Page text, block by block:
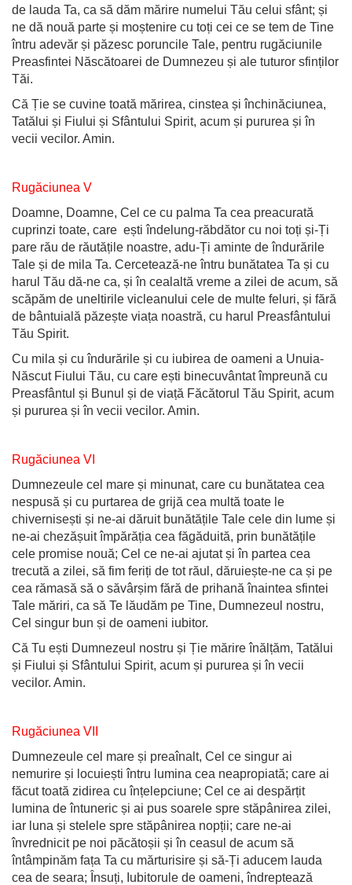
de lauda Ta, ca să dăm mărire numelui Tău celui sfânt; și
ne dă nouă parte și moștenire cu toți cei ce se tem de Tine
întru adevăr și păzesc poruncile Tale, pentru rugăciunile
Preasfintei Născătoarei de Dumnezeu și ale tuturor sfinților
Tăi.
Că Ție se cuvine toată mărirea, cinstea și închinăciunea,
Tatălui și Fiului și Sfântului Spirit, acum și pururea și în
vecii vecilor. Amin.
Rugăciunea V
Doamne, Doamne, Cel ce cu palma Ta cea preacurată
cuprinzi toate, care ești îndelung-răbdător cu noi toți și-Ți
pare rău de răutățile noastre, adu-Ți aminte de îndurările
Tale și de mila Ta. Cercetează-ne întru bunătatea Ta și cu
harul Tău dă-ne ca, și în cealaltă vreme a zilei de acum, să
scăpăm de uneltirile vicleanului cele de multe feluri, și fără
de bântuială păzește viața noastră, cu harul Preasfântului
Tău Spirit.
Cu mila și cu îndurările și cu iubirea de oameni a Unuia-
Născut Fiului Tău, cu care ești binecuvântat împreună cu
Preasfântul și Bunul și de viață Făcătorul Tău Spirit, acum
și pururea și în vecii vecilor. Amin.
Rugăciunea VI
Dumnezeule cel mare și minunat, care cu bunătatea cea
nespusă și cu purtarea de grijă cea multă toate le
chivernisești și ne-ai dăruit bunătățile Tale cele din lume și
ne-ai chezășuit împărăția cea făgăduită, prin bunătățile
cele promise nouă; Cel ce ne-ai ajutat și în partea cea
trecută a zilei, să fim feriți de tot răul, dăruiește-ne ca și pe
cea rămasă să o săvârșim fără de prihană înaintea sfintei
Tale măriri, ca să Te lăudăm pe Tine, Dumnezeul nostru,
Cel singur bun și de oameni iubitor.
Că Tu ești Dumnezeul nostru și Ție mărire înălțăm, Tatălui
și Fiului și Sfântului Spirit, acum și pururea și în vecii
vecilor. Amin.
Rugăciunea VII
Dumnezeule cel mare și preaînalt, Cel ce singur ai
nemurire și locuiești întru lumina cea neapropiată; care ai
făcut toată zidirea cu înțelepciune; Cel ce ai despărțit
lumina de întuneric și ai pus soarele spre stăpânirea zilei,
iar luna și stelele spre stăpânirea nopții; care ne-ai
învrednicit pe noi păcătoșii și în ceasul de acum să
întâmpinăm fața Ta cu mărturisire și să-Ți aducem lauda
cea de seara; Însuți, Iubitorule de oameni, îndreptează